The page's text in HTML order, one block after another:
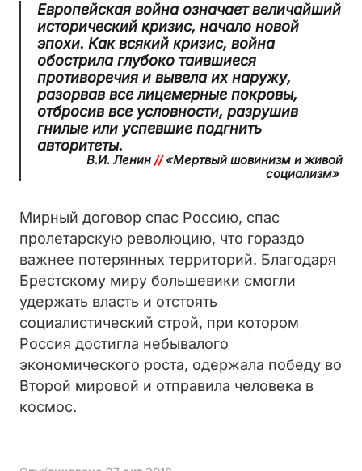
Европейская война означает величайший
исторический кризис, начало новой
эпохи. Как всякий кризис, война
обострила глубоко таившиеся
противоречия и вывела их наружу,
разорвав все лицемерные покровы,
отбросив все условности, разрушив
гнилые или успевшие подгнить
авторитеты.
В.И. Ленин //«Мертвый шовинизм и живой
социализм»
Мирный договор спас Россию, спас
пролетарскую революцию, что гораздо
важнее потерянных территорий. Благодаря
Брестскому миру большевики смогли
удержать власть и отстоять
социалистический строй, при котором
Россия достигла небывалого
экономического роста, одержала победу во
Второй мировой и отправила человека в
космос.